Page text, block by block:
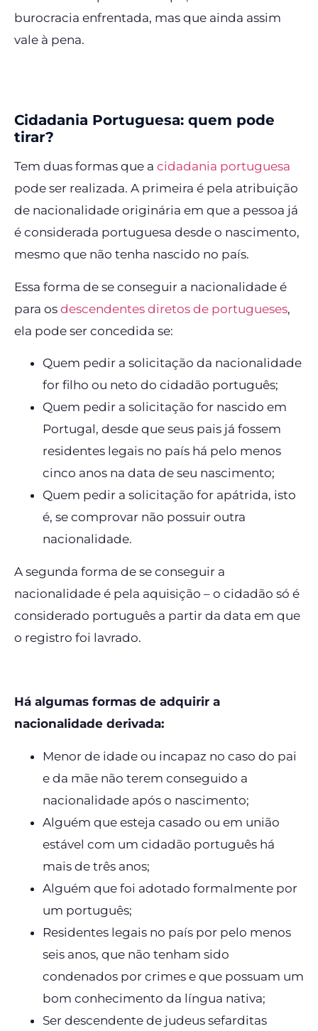
burocracia enfrentada, mas que ainda assim
vale à pena.
Cidadania Portuguesa: quem pode
tirar?
Tem duas formas que a cidadania portuguesa
pode ser realizada. A primeira é pela atribuição
de nacionalidade originária em que a pessoa já
é considerada portuguesa desde o nascimento,
mesmo que não tenha nascido no país.
Essa forma de se conseguir a nacionalidade é
para os descendentes diretos de portugueses,
ela pode ser concedida se:
Quem pedir a solicitação da nacionalidade
for filho ou neto do cidadão português;
Quem pedir a solicitação for nascido em
Portugal, desde que seus pais já fossem
residentes legais no país há pelo menos
cinco anos na data de seu nascimento;
Quem pedir a solicitação for apátrida, isto
é, se comprovar não possuir outra
nacionalidade.
A segunda forma de se conseguir a
nacionalidade é pela aquisição – o cidadão só é
considerado português a partir da data em que
o registro foi lavrado.
Há algumas formas de adquirir a
nacionalidade derivada:
Menor de idade ou incapaz no caso do pai
e da mãe não terem conseguido a
nacionalidade após o nascimento;
Alguém que esteja casado ou em união
estável com um cidadão português há
mais de três anos;
Alguém que foi adotado formalmente por
um português;
Residentes legais no país por pelo menos
seis anos, que não tenham sido
condenados por crimes e que possuam um
bom conhecimento da língua nativa;
Ser descendente de judeus sefarditas